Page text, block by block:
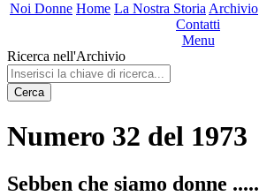
Noi Donne Home La Nostra Storia Archivio
Contatti
Menu
Ricerca nell'Archivio
Cerca
Numero 32 del 1973
Sebben che siamo donne .....